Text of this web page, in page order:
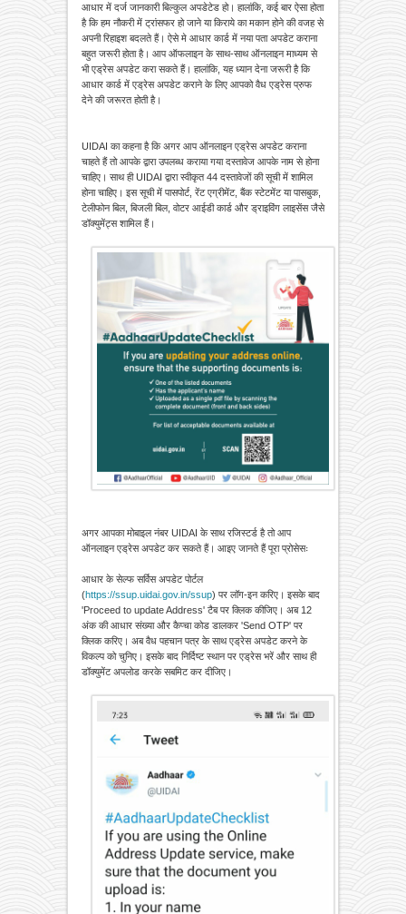
आधार में दर्ज जानकारी बिल्कुल अपडेटेड हो। हालांकि, कई बार ऐसा होता
है कि हम नौकरी में ट्रांसफर हो जाने या किराये का मकान होने की वजह से
अपनी रिहाइश बदलते हैं। ऐसे मे आधार कार्ड में नया पता अपडेट कराना
बहुत जरूरी होता है। आप ऑफलाइन के साथ-साथ ऑनलाइन माध्यम से
भी एड्रेस अपडेट करा सकते हैं। हालांकि, यह ध्यान देना जरूरी है कि
आधार कार्ड में एड्रेस अपडेट कराने के लिए आपको वैध एड्रेस प्रुफ
देने की जरूरत होती है।
UIDAI का कहना है कि अगर आप ऑनलाइन एड्रेस अपडेट कराना
चाहते हैं तो आपके द्वारा उपलब्ध कराया गया दस्तावेज आपके नाम से होना
चाहिए। साथ ही UIDAI द्वारा स्वीकृत 44 दस्तावेजों की सूची में शामिल
होना चाहिए। इस सूची में पासपोर्ट, रेंट एग्रीमेंट, बैंक स्टेटमेंट या पासबुक,
टेलीफोन बिल, बिजली बिल, वोटर आईडी कार्ड और ड्राइविंग लाइसेंस जैसे
डॉक्युमेंट्स शामिल हैं।
अगर आपका मोबाइल नंबर UIDAI के साथ रजिस्टर्ड है तो आप
ऑनलाइन एड्रेस अपडेट कर सकते हैं। आइए जानते हैं पूरा प्रोसेसः
आधार के सेल्फ सर्विस अपडेट पोर्टल
(https://ssup.uidai.gov.in/ssup) पर लॉग-इन करिए। इसके बाद
'Proceed to update Address' टैब पर क्लिक कीजिए। अब 12
अंक की आधार संख्या और कैप्चा कोड डालकर 'Send OTP' पर
क्लिक करिए। अब वैध पहचान पत्र के साथ एड्रेस अपडेट करने के
विकल्प को चुनिए। इसके बाद निर्दिष्ट स्थान पर एड्रेस भरें और साथ ही
डॉक्युमेंट अपलोड करके सबमिट कर दीजिए।